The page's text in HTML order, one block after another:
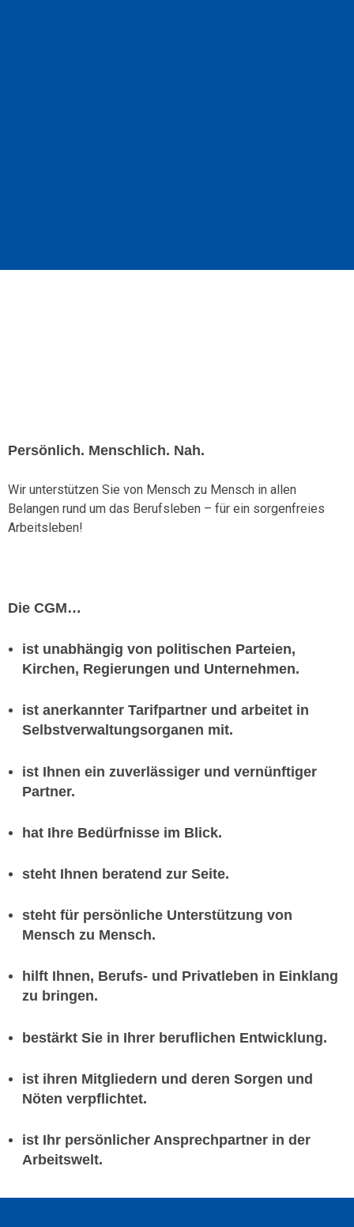
Persönlich. Menschlich. Nah.
Wir unterstützen Sie von Mensch zu Mensch in allen
Belangen rund um das Berufsleben – für ein sorgenfreies
Arbeitsleben!
Die CGM…
ist unabhängig von politischen Parteien,
Kirchen, Regierungen und Unternehmen.
ist anerkannter Tarifpartner und arbeitet in
Selbstverwaltungsorganen mit.
ist Ihnen ein zuverlässiger und vernünftiger
Partner.
hat Ihre Bedürfnisse im Blick.
steht Ihnen beratend zur Seite.
steht für persönliche Unterstützung von
Mensch zu Mensch.
hilft Ihnen, Berufs- und Privatleben in Einklang
zu bringen.
bestärkt Sie in Ihrer beruflichen Entwicklung.
ist ihren Mitgliedern und deren Sorgen und
Nöten verpflichtet.
ist Ihr persönlicher Ansprechpartner in der
Arbeitswelt.